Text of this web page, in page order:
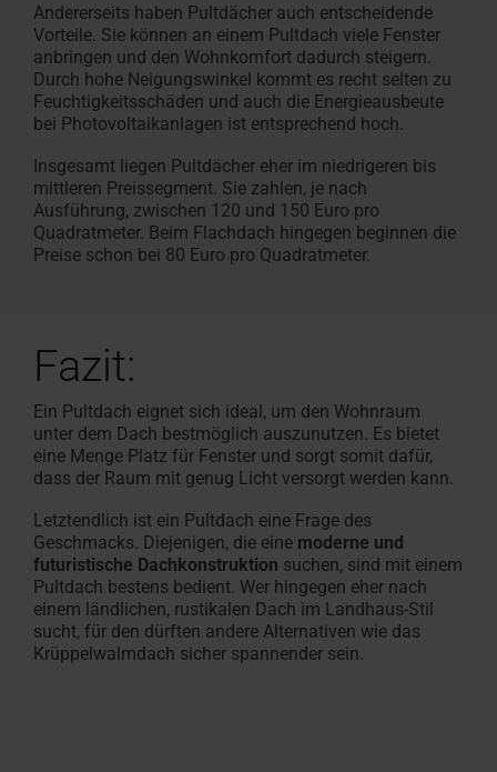
Andererseits haben Pultdächer auch entscheidende
Vorteile. Sie können an einem Pultdach viele Fenster
anbringen und den Wohnkomfort dadurch steigern.
Durch hohe Neigungswinkel kommt es recht selten zu
Feuchtigkeitsschäden und auch die Energieausbeute
bei Photovoltaikanlagen ist entsprechend hoch.
Insgesamt liegen Pultdächer eher im niedrigeren bis
mittleren Preissegment. Sie zahlen, je nach
Ausführung, zwischen 120 und 150 Euro pro
Quadratmeter. Beim Flachdach hingegen beginnen die
Preise schon bei 80 Euro pro Quadratmeter.
Fazit:
Ein Pultdach eignet sich ideal, um den Wohnraum
unter dem Dach bestmöglich auszunutzen. Es bietet
eine Menge Platz für Fenster und sorgt somit dafür,
dass der Raum mit genug Licht versorgt werden kann.
Letztendlich ist ein Pultdach eine Frage des
Geschmacks. Diejenigen, die eine moderne und
futuristische Dachkonstruktion suchen, sind mit einem
Pultdach bestens bedient. Wer hingegen eher nach
einem ländlichen, rustikalen Dach im Landhaus-Stil
sucht, für den dürften andere Alternativen wie das
Krüppelwalmdach sicher spannender sein.